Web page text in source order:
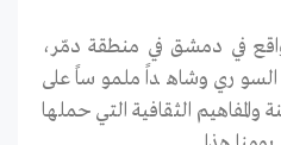
في دمشق في منطقة دمّر،
السوري وشاهداً ملموساً على
والمفاهيم الثقافية التي حملها